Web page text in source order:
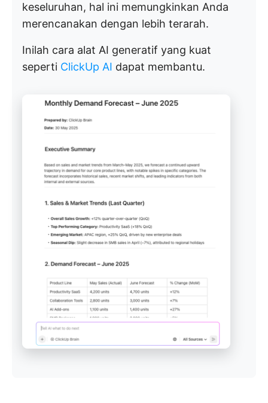
keseluruhan, hal ini memungkinkan Anda
merencanakan dengan lebih terarah.
Inilah cara alat AI generatif yang kuat
seperti ClickUp AI dapat membantu.